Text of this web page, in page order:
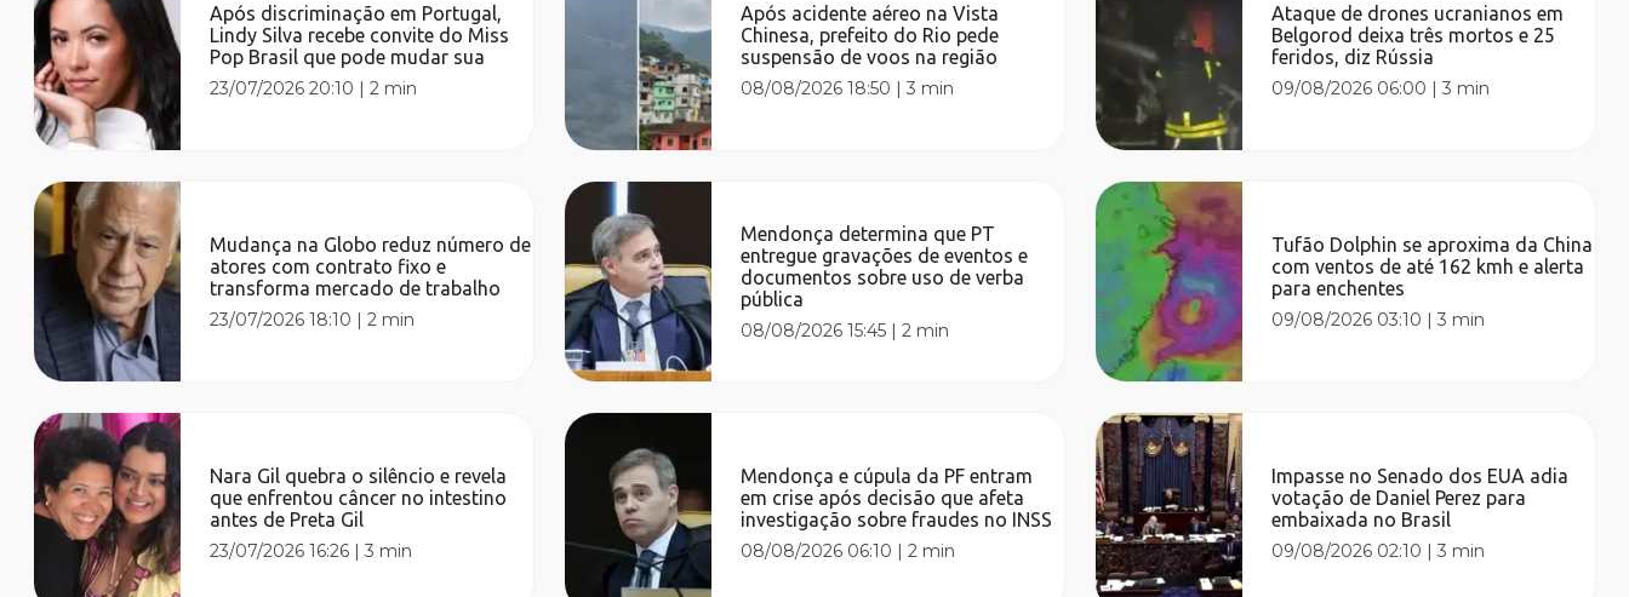
Após discriminação em Portugal,
Lindy Silva recebe convite do Miss
Pop Brasil que pode mudar sua
23/07/2026 20:10 |2 min
Mudança na Globo reduz número de
atores com contrato fixo e
transforma mercado de trabalho
23/07/2026 18:10 |2 min
Nara Gil quebra o silêncio e revela
que enfrentou câncer no intestino
antes de Preta Gil
23/07/2026 16:26 |3 min
Após acidente aéreo na Vista
Chinesa, prefeito do Rio pede
suspensão de voos na região
08/08/2026 18:50 |3 min
Mendonça determina que PT
entregue gravações de eventos e
documentos sobre uso de verba
pública
08/08/2026 15:45 |2 min
Mendonça e cúpula da PF entram
em crise após decisão que afeta
investigação sobre fraudes no INSS
08/08/2026 06:10 |2 min
Ataque de drones ucranianos em
Belgorod deixa três mortos e 25
feridos, diz Rússia
09/08/2026 06:00 |3 min
Tufão Dolphin se aproxima da China
com ventos de até 162 kmh e alerta
para enchentes
09/08/2026 03:10 |3 min
Impasse no Senado dos EUA adia
votação de Daniel Perez para
embaixada no Brasil
09/08/2026 02:10 |3 min